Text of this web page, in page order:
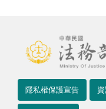
隱私權保護宣告